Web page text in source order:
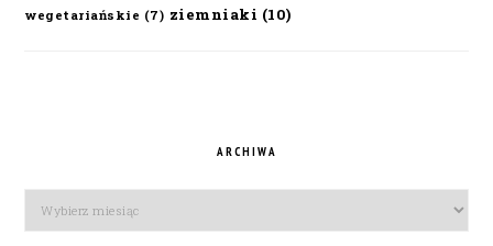
wegetariańskie (7) ziemniaki (10)
ARCHIWA
Archiwa